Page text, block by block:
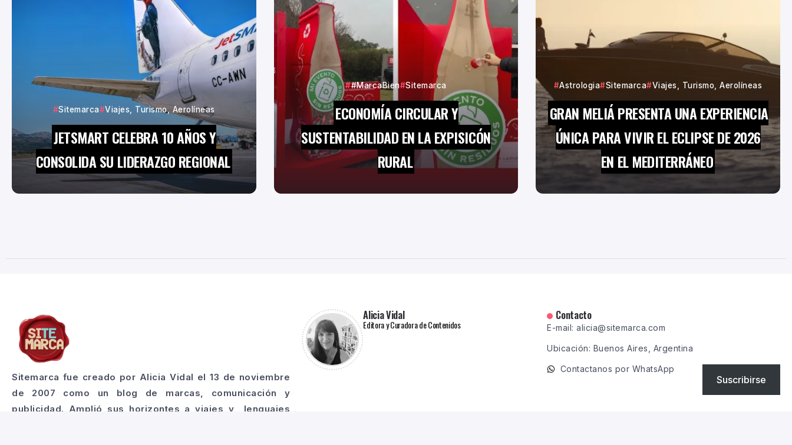
Sitemarca Viajes, Turismo, Aerolíneas
JETSMART CELEBRA 10 AÑOS Y
CONSOLIDA SU LIDERAZGO REGIONAL
#MarcaBien Sitemarca
ECONOMÍA CIRCULAR Y
SUSTENTABILIDAD EN LA EXPISICÓN
RURAL
Astrologia Sitemarca Viajes, Turismo, Aerolíneas
GRAN MELIÁ PRESENTA UNA EXPERIENCIA
ÚNICA PARA VIVIR EL ECLIPSE DE 2026
EN EL MEDITERRÁNEO
Sitemarca fue creado por Alicia Vidal el 13 de noviembre
de 2007 como un blog de marcas, comunicación y
publicidad. Amplió sus horizontes a viajes y lenguajes
Alicia Vidal
Editora y Curadora de Contenidos
Contacto
E-mail: alicia@sitemarca.com
Ubicación: Buenos Aires, Argentina
Contactanos por WhatsApp
Suscribirse